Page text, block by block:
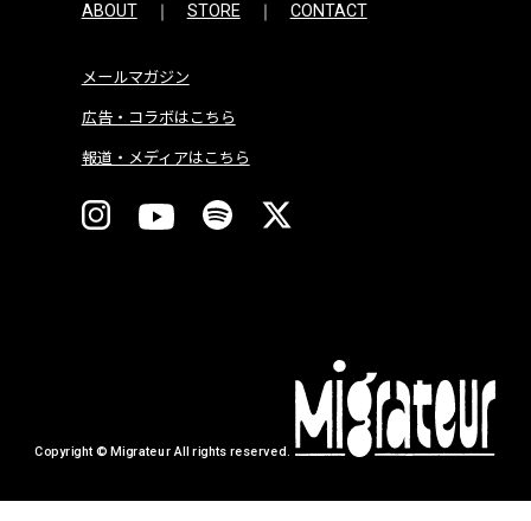
ABOUT STORE CONTACT
メールマガジン
広告・コラボはこちら
報道・メディアはこちら
Copyright © Migrateur All rights reserved.